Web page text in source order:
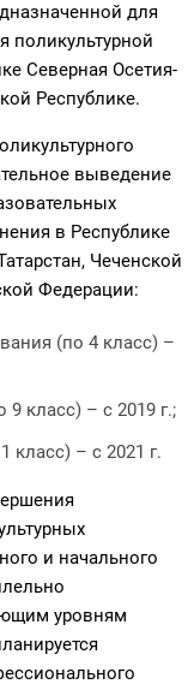
для
поликультурной
Северная Осетия-
Республике.
выведение
в Республике
Чеченской
Федерации:
(по 4 класс) –
класс) – с 2019 г.;
класс) – с 2021 г.
и начального
уровням